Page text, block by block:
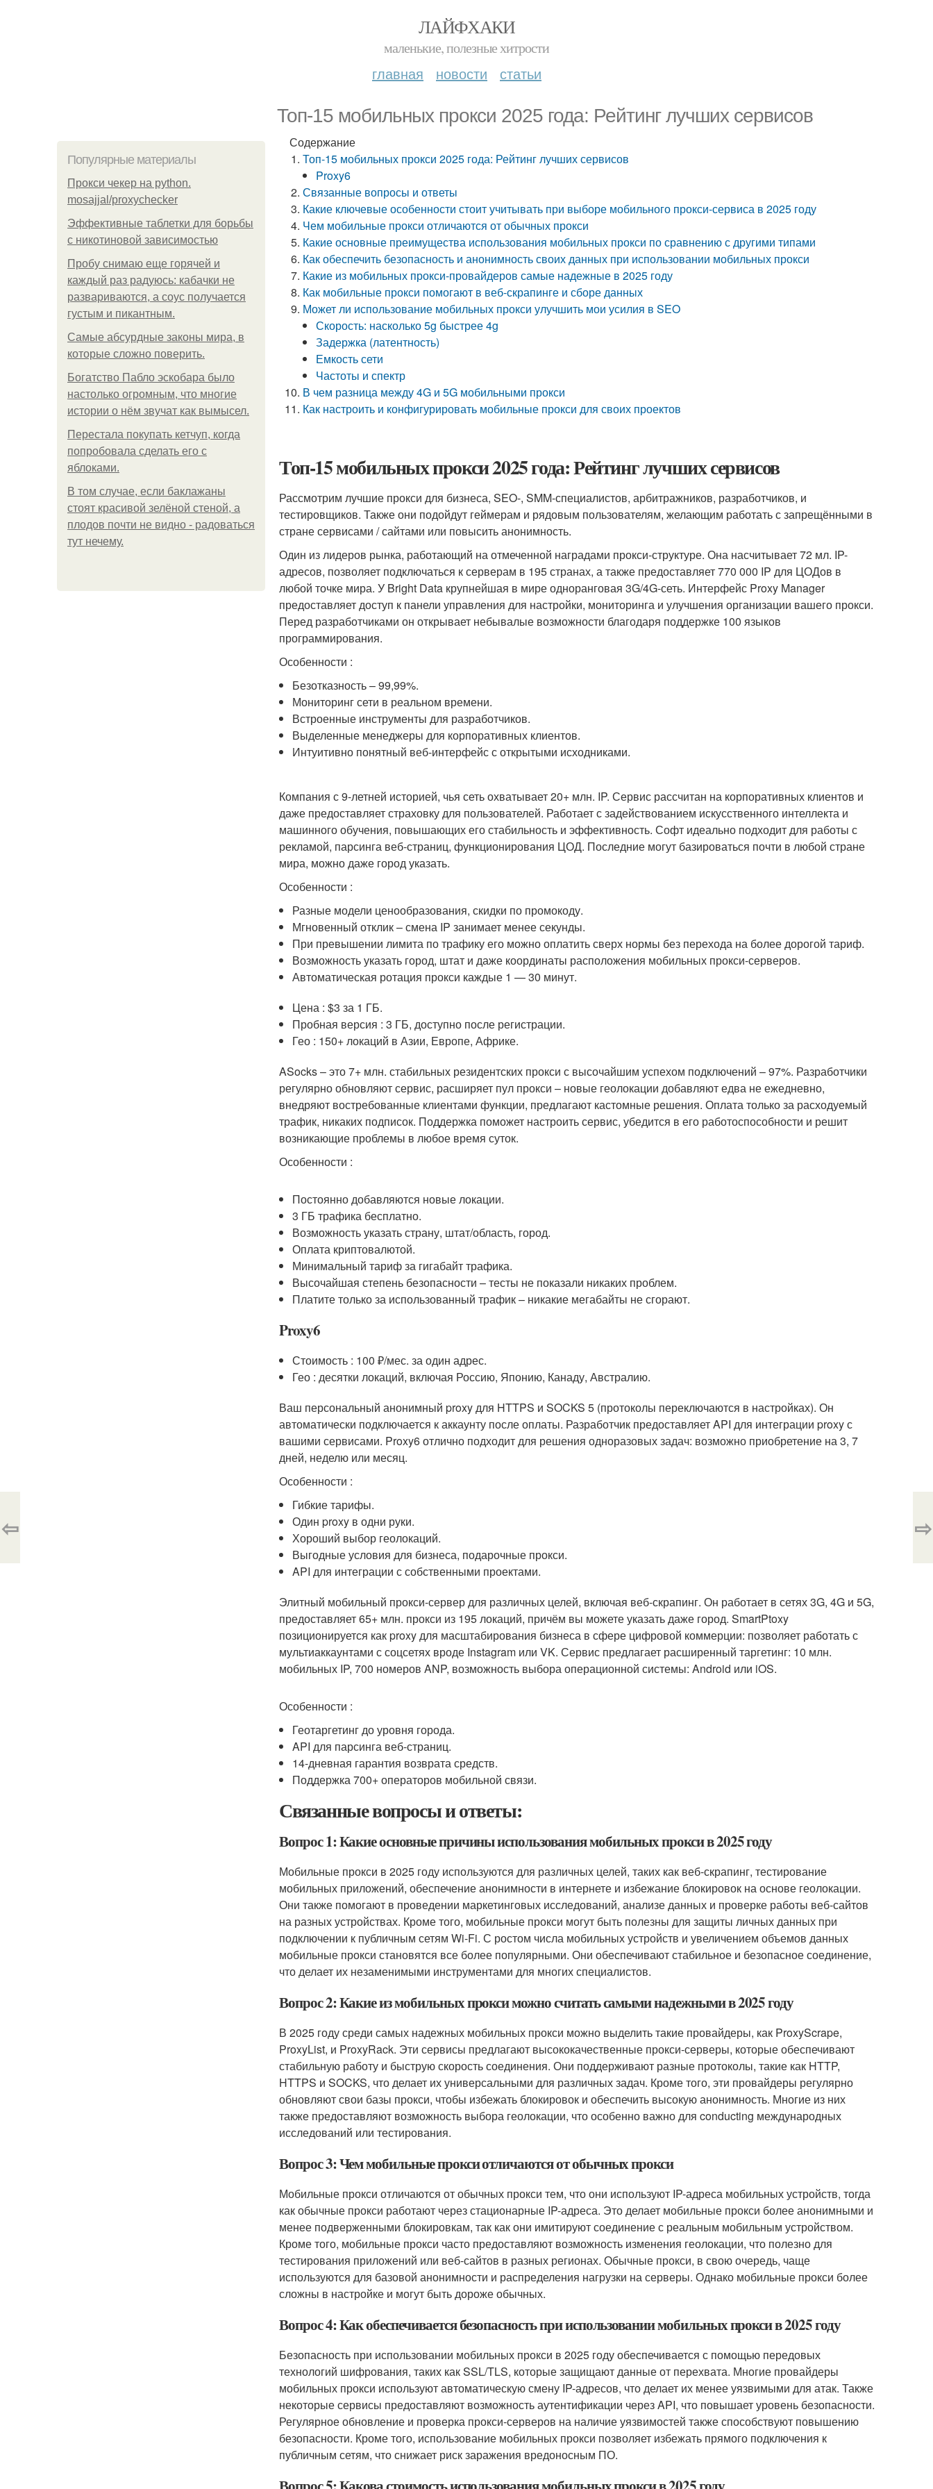
ЛАЙФХАКИ
маленькие, полезные хитрости
главная новости статьи
Топ-15 мобильных прокси 2025 года: Рейтинг лучших сервисов
Популярные материалы
Прокси чекер на python.
mosajjal/proxychecker
Эффективные таблетки для борьбы
с никотиновой зависимостью
Пробу снимаю еще горячей и
каждый раз радуюсь: кабачки не
развариваются, а соус получается
густым и пикантным.
Самые абсурдные законы мира, в
которые сложно поверить.
Богатство Пабло эскобара было
настолько огромным, что многие
истории о нём звучат как вымысел.
Перестала покупать кетчуп, когда
попробовала сделать его с
яблоками.
В том случае, если баклажаны
стоят красивой зелёной стеной, а
плодов почти не видно - радоваться
тут нечему.
Содержание
Топ-15 мобильных прокси 2025 года: Рейтинг лучших сервисов
Proxy6
Связанные вопросы и ответы
Какие ключевые особенности стоит учитывать при выборе мобильного прокси-сервиса в 2025 году
Чем мобильные прокси отличаются от обычных прокси
Какие основные преимущества использования мобильных прокси по сравнению с другими типами
Как обеспечить безопасность и анонимность своих данных при использовании мобильных прокси
Какие из мобильных прокси-провайдеров самые надежные в 2025 году
Как мобильные прокси помогают в веб-скрапинге и сборе данных
Может ли использование мобильных прокси улучшить мои усилия в SEO
Скорость: насколько 5g быстрее 4g
Задержка (латентность)
Емкость сети
Частоты и спектр
В чем разница между 4G и 5G мобильными прокси
Как настроить и конфигурировать мобильные прокси для своих проектов
Топ-15 мобильных прокси 2025 года: Рейтинг лучших сервисов
Рассмотрим лучшие прокси для бизнеса, SEO-, SMM-специалистов, арбитражников, разработчиков, и
тестировщиков. Также они подойдут геймерам и рядовым пользователям, желающим работать с запрещёнными в
стране сервисами / сайтами или повысить анонимность.
Один из лидеров рынка, работающий на отмеченной наградами прокси-структуре. Она насчитывает 72 мл. IP-
адресов, позволяет подключаться к серверам в 195 странах, а также предоставляет 770 000 IP для ЦОДов в
любой точке мира. У Bright Data крупнейшая в мире одноранговая 3G/4G-сеть. Интерфейс Proxy Manager
предоставляет доступ к панели управления для настройки, мониторинга и улучшения организации вашего прокси.
Перед разработчиками он открывает небывалые возможности благодаря поддержке 100 языков
программирования.
Особенности :
Безотказность – 99,99%.
Мониторинг сети в реальном времени.
Встроенные инструменты для разработчиков.
Выделенные менеджеры для корпоративных клиентов.
Интуитивно понятный веб-интерфейс с открытыми исходниками.
Компания с 9-летней историей, чья сеть охватывает 20+ млн. IP. Сервис рассчитан на корпоративных клиентов и
даже предоставляет страховку для пользователей. Работает с задействованием искусственного интеллекта и
машинного обучения, повышающих его стабильность и эффективность. Софт идеально подходит для работы с
рекламой, парсинга веб-страниц, функционирования ЦОД. Последние могут базироваться почти в любой стране
мира, можно даже город указать.
Особенности :
Разные модели ценообразования, скидки по промокоду.
Мгновенный отклик – смена IP занимает менее секунды.
При превышении лимита по трафику его можно оплатить сверх нормы без перехода на более дорогой тариф.
Возможность указать город, штат и даже координаты расположения мобильных прокси-серверов.
Автоматическая ротация прокси каждые 1 — 30 минут.
Цена : $3 за 1 ГБ.
Пробная версия : 3 ГБ, доступно после регистрации.
Гео : 150+ локаций в Азии, Европе, Африке.
ASocks – это 7+ млн. стабильных резидентских прокси с высочайшим успехом подключений – 97%. Разработчики
регулярно обновляют сервис, расширяет пул прокси – новые геолокации добавляют едва не ежедневно,
внедряют востребованные клиентами функции, предлагают кастомные решения. Оплата только за расходуемый
трафик, никаких подписок. Поддержка поможет настроить сервис, убедится в его работоспособности и решит
возникающие проблемы в любое время суток.
Особенности :
Постоянно добавляются новые локации.
3 ГБ трафика бесплатно.
Возможность указать страну, штат/область, город.
Оплата криптовалютой.
Минимальный тариф за гигабайт трафика.
Высочайшая степень безопасности – тесты не показали никаких проблем.
Платите только за использованный трафик – никакие мегабайты не сгорают.
Proxy6
Стоимость : 100 ₽/мес. за один адрес.
Гео : десятки локаций, включая Россию, Японию, Канаду, Австралию.
Ваш персональный анонимный proxy для HTTPS и SOCKS 5 (протоколы переключаются в настройках). Он
автоматически подключается к аккаунту после оплаты. Разработчик предоставляет API для интеграции proxy с
вашими сервисами. Proxy6 отлично подходит для решения одноразовых задач: возможно приобретение на 3, 7
дней, неделю или месяц.
Особенности :
Гибкие тарифы.
Один proxy в одни руки.
Хороший выбор геолокаций.
Выгодные условия для бизнеса, подарочные прокси.
API для интеграции с собственными проектами.
Элитный мобильный прокси-сервер для различных целей, включая веб-скрапинг. Он работает в сетях 3G, 4G и 5G,
предоставляет 65+ млн. прокси из 195 локаций, причём вы можете указать даже город. SmartPtoxy
позиционируется как proxy для масштабирования бизнеса в сфере цифровой коммерции: позволяет работать с
мультиаккаунтами с соцсетях вроде Instagram или VK. Сервис предлагает расширенный таргетинг: 10 млн.
мобильных IP, 700 номеров ANP, возможность выбора операционной системы: Android или iOS.
Особенности :
Геотаргетинг до уровня города.
API для парсинга веб-страниц.
14-дневная гарантия возврата средств.
Поддержка 700+ операторов мобильной связи.
Связанные вопросы и ответы:
Вопрос 1: Какие основные причины использования мобильных прокси в 2025 году
Мобильные прокси в 2025 году используются для различных целей, таких как веб-скрапинг, тестирование
мобильных приложений, обеспечение анонимности в интернете и избежание блокировок на основе геолокации.
Они также помогают в проведении маркетинговых исследований, анализе данных и проверке работы веб-сайтов
на разных устройствах. Кроме того, мобильные прокси могут быть полезны для защиты личных данных при
подключении к публичным сетям Wi-Fi. С ростом числа мобильных устройств и увеличением объемов данных
мобильные прокси становятся все более популярными. Они обеспечивают стабильное и безопасное соединение,
что делает их незаменимыми инструментами для многих специалистов.
Вопрос 2: Какие из мобильных прокси можно считать самыми надежными в 2025 году
В 2025 году среди самых надежных мобильных прокси можно выделить такие провайдеры, как ProxyScrape,
ProxyList, и ProxyRack. Эти сервисы предлагают высококачественные прокси-серверы, которые обеспечивают
стабильную работу и быструю скорость соединения. Они поддерживают разные протоколы, такие как HTTP,
HTTPS и SOCKS, что делает их универсальными для различных задач. Кроме того, эти провайдеры регулярно
обновляют свои базы прокси, чтобы избежать блокировок и обеспечить высокую анонимность. Многие из них
также предоставляют возможность выбора геолокации, что особенно важно для conducting международных
исследований или тестирования.
Вопрос 3: Чем мобильные прокси отличаются от обычных прокси
Мобильные прокси отличаются от обычных прокси тем, что они используют IP-адреса мобильных устройств, тогда
как обычные прокси работают через стационарные IP-адреса. Это делает мобильные прокси более анонимными и
менее подверженными блокировкам, так как они имитируют соединение с реальным мобильным устройством.
Кроме того, мобильные прокси часто предоставляют возможность изменения геолокации, что полезно для
тестирования приложений или веб-сайтов в разных регионах. Обычные прокси, в свою очередь, чаще
используются для базовой анонимности и распределения нагрузки на серверы. Однако мобильные прокси более
сложны в настройке и могут быть дороже обычных.
Вопрос 4: Как обеспечивается безопасность при использовании мобильных прокси в 2025 году
Безопасность при использовании мобильных прокси в 2025 году обеспечивается с помощью передовых
технологий шифрования, таких как SSL/TLS, которые защищают данные от перехвата. Многие провайдеры
мобильных прокси используют автоматическую смену IP-адресов, что делает их менее уязвимыми для атак. Также
некоторые сервисы предоставляют возможность аутентификации через API, что повышает уровень безопасности.
Регулярное обновление и проверка прокси-серверов на наличие уязвимостей также способствуют повышению
безопасности. Кроме того, использование мобильных прокси позволяет избежать прямого подключения к
публичным сетям, что снижает риск заражения вредоносным ПО.
⇦ ⇨